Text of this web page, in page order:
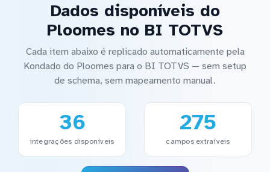
Dados disponíveis do
Ploomes no BI TOTVS
Cada item abaixo é replicado automaticamente pela
Kondado do Ploomes para o BI TOTVS — sem setup
de schema, sem mapeamento manual.
36
integrações disponíveis
275
campos extraíveis